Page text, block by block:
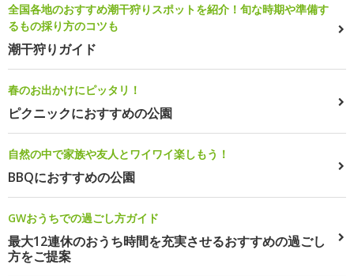
全国各地のおすすめ潮干狩りスポットを紹介！旬な時期や準備す
るもの採り方のコツも
潮干狩りガイド
春のお出かけにピッタリ！
ピクニックにおすすめの公園
自然の中で家族や友人とワイワイ楽しもう！
BBQにおすすめの公園
GWおうちでの過ごし方ガイド
最大12連休のおうち時間を充実させるおすすめの過ごし
方をご提案